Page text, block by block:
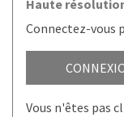
Haute
Connectez-vous
Vous n'êtes pas